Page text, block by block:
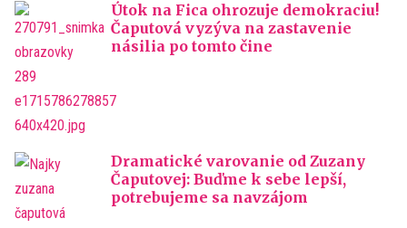
Útok na Fica ohrozuje demokraciu!
Čaputová vyzýva na zastavenie
násilia po tomto čine
Dramatické varovanie od Zuzany
Čaputovej: Buďme k sebe lepší,
potrebujeme sa navzájom